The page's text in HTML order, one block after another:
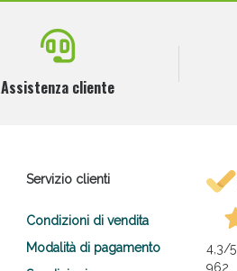
Assistenza cliente
Servizio clienti
Condizioni di vendita
Modalità di pagamento
4,3/5
962